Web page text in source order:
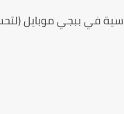
في ببجي موبايل